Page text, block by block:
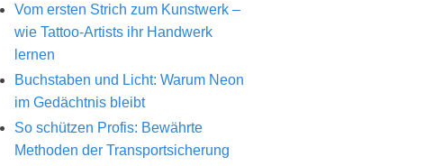
Vom ersten Strich zum Kunstwerk –
wie Tattoo-Artists ihr Handwerk
lernen
Buchstaben und Licht: Warum Neon
im Gedächtnis bleibt
So schützen Profis: Bewährte
Methoden der Transportsicherung